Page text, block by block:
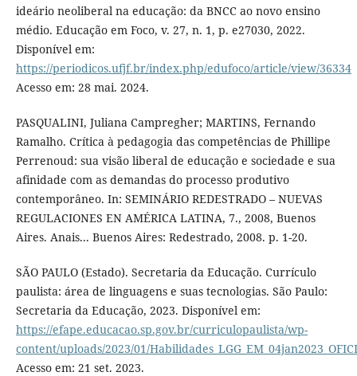
ideário neoliberal na educação: da BNCC ao novo ensino
médio. Educação em Foco, v. 27, n. 1, p. e27030, 2022.
Disponível em:
https://periodicos.ufjf.br/index.php/edufoco/article/view/36334
Acesso em: 28 mai. 2024.
PASQUALINI, Juliana Campregher; MARTINS, Fernando
Ramalho. Crítica à pedagogia das competências de Phillipe
Perrenoud: sua visão liberal de educação e sociedade e sua
afinidade com as demandas do processo produtivo
contemporâneo. In: SEMINÁRIO REDESTRADO – NUEVAS
REGULACIONES EN AMÉRICA LATINA, 7., 2008, Buenos
Aires. Anais... Buenos Aires: Redestrado, 2008. p. 1-20.
SÃO PAULO (Estado). Secretaria da Educação. Currículo
paulista: área de linguagens e suas tecnologias. São Paulo:
Secretaria da Educação, 2023. Disponível em:
https://efape.educacao.sp.gov.br/curriculopaulista/wp-
content/uploads/2023/01/
Acesso em: 21 set. 2023.